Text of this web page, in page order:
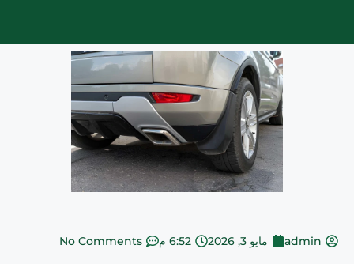
admin مايو 3, 2026 6:52 م No Comments